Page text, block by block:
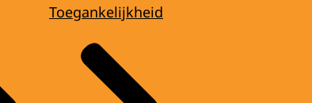
Toegankelijkheid